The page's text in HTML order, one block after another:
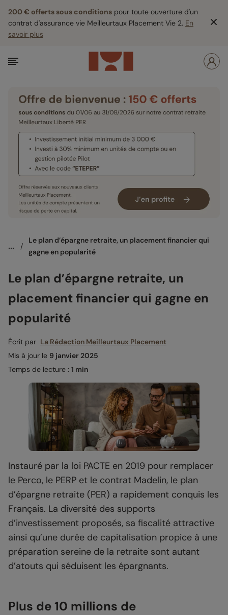
200 € offerts sous conditions pour toute ouverture d'un
contrat d'assurance vie Meilleurtaux Placement Vie 2. En
savoir plus
... /
Le plan d’épargne retraite, un placement financier qui
gagne en popularité
Le plan d’épargne retraite, un
placement financier qui gagne en
popularité
Écrit par La Rédaction Meilleurtaux Placement
Mis à jour le 9 janvier 2025
Temps de lecture : 1 min
Instauré par la loi PACTE en 2019 pour remplacer
le Perco, le PERP et le contrat Madelin, le plan
d’épargne retraite (PER) a rapidement conquis les
Français. La diversité des supports
d’investissement proposés, sa fiscalité attractive
ainsi qu’une durée de capitalisation propice à une
préparation sereine de la retraite sont autant
d’atouts qui séduisent les épargnants.
Plus de 10 millions de